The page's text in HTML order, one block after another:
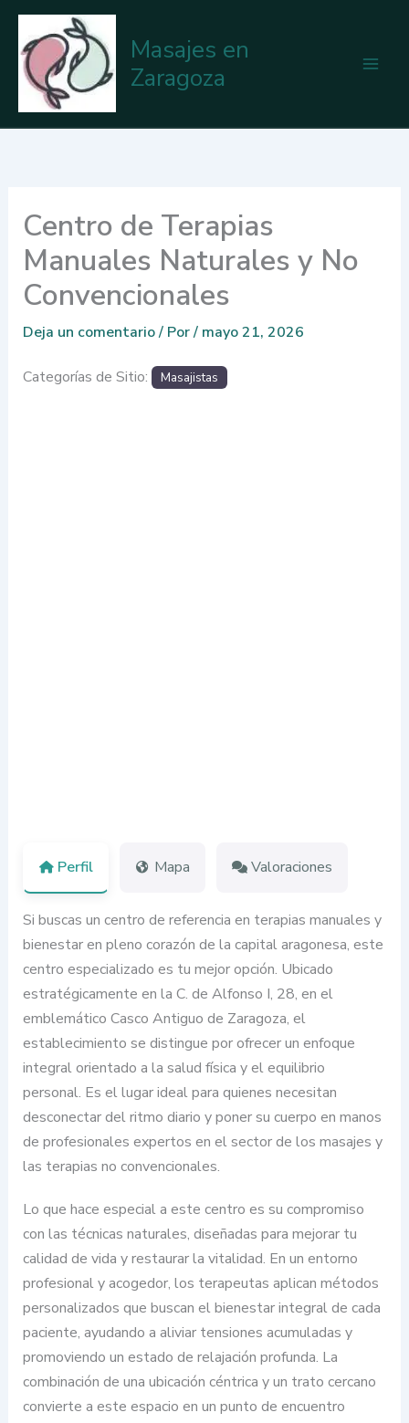
contenido
Masajes en
Zaragoza
Centro de Terapias
Manuales Naturales y No
Convencionales
Deja un comentario/ Por/ mayo 21, 2026
Categorías de Sitio: Masajistas
Perfil Mapa Valoraciones
Si buscas un centro de referencia en terapias manuales y
bienestar en pleno corazón de la capital aragonesa, este
centro especializado es tu mejor opción. Ubicado
estratégicamente en la C. de Alfonso I, 28, en el
emblemático Casco Antiguo de Zaragoza, el
establecimiento se distingue por ofrecer un enfoque
integral orientado a la salud física y el equilibrio
personal. Es el lugar ideal para quienes necesitan
desconectar del ritmo diario y poner su cuerpo en manos
de profesionales expertos en el sector de los masajes y
las terapias no convencionales.
Lo que hace especial a este centro es su compromiso
con las técnicas naturales, diseñadas para mejorar tu
calidad de vida y restaurar la vitalidad. En un entorno
profesional y acogedor, los terapeutas aplican métodos
personalizados que buscan el bienestar integral de cada
paciente, ayudando a aliviar tensiones acumuladas y
promoviendo un estado de relajación profunda. La
combinación de una ubicación céntrica y un trato cercano
convierte a este espacio en un punto de encuentro